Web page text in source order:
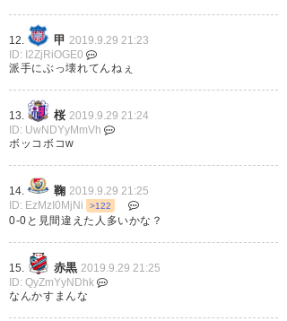
清水エスパルスさん、「シック
スポイントゲーム」の意味を6点
取って勝つことだと思ってた説
— KNM FC (fc_knm)2019, 9月
29
時は来た #エスパルス #劇的な
向上タイミング #エスパルス曲
12. 甲 2019.9.29 21:23
ID: I2ZjRiOGE0
派手にぶっ壊れてんねぇ
13. 桜 2019.9.29 21:24
ID: UwNDYyMmVh
ボッコボコw
14. 鞠 2019.9.29 21:25
ID: EzMzI0MjNi
>122
0-0と見間違えた人多いかな？
15. 赤黒 2019.9.29 21:25
ID: QyZmYyNDhk
なんかすまんな